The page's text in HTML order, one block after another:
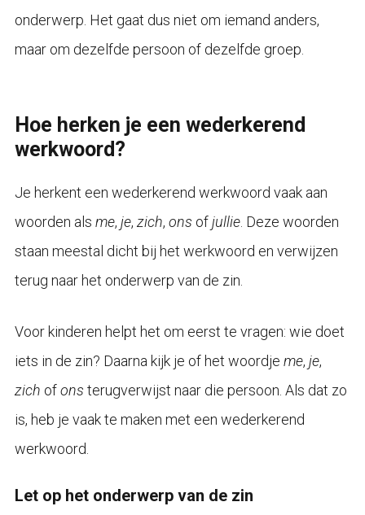
onderwerp. Het gaat dus niet om iemand anders,
maar om dezelfde persoon of dezelfde groep.
Hoe herken je een wederkerend
werkwoord?
Je herkent een wederkerend werkwoord vaak aan
woorden als me, je, zich, ons ofjullie. Deze woorden
staan meestal dicht bij het werkwoord en verwijzen
terug naar het onderwerp van de zin.
Voor kinderen helpt het om eerst te vragen: wie doet
iets in de zin? Daarna kijk je of het woordje me, je,
zich ofons terugverwijst naar die persoon. Als dat zo
is, heb je vaak te maken met een wederkerend
werkwoord.
Let op het onderwerp van de zin